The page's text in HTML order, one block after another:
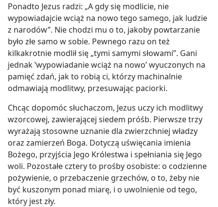
Ponadto Jezus radzi: „A gdy się modlicie, nie
wypowiadajcie wciąż na nowo tego samego, jak ludzie
z narodów”. Nie chodzi mu o to, jakoby powtarzanie
było złe samo w sobie. Pewnego razu on też
kilkakrotnie modlił się „tymi samymi słowami”. Gani
jednak ‛wypowiadanie wciąż na nowo’ wyuczonych na
pamięć zdań, jak to robią ci, którzy machinalnie
odmawiają modlitwy, przesuwając paciorki.
Chcąc dopomóc słuchaczom, Jezus uczy ich modlitwy
wzorcowej, zawierającej siedem próśb. Pierwsze trzy
wyrażają stosowne uznanie dla zwierzchniej władzy
oraz zamierzeń Boga. Dotyczą uświęcania imienia
Bożego, przyjścia Jego Królestwa i spełniania się Jego
woli. Pozostałe cztery to prośby osobiste: o codzienne
pożywienie, o przebaczenie grzechów, o to, żeby nie
być kuszonym ponad miarę, i o uwolnienie od tego,
który jest zły.